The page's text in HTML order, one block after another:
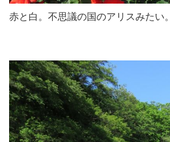
赤と白。不思議の国のアリスみたい。